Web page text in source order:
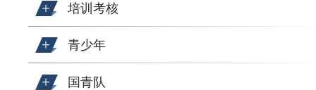
培训考核
青少年
国青队